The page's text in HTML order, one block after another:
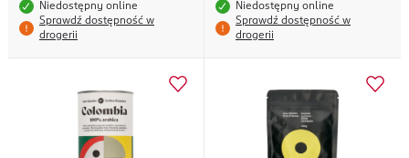
Niedostępny online
Sprawdź dostępność w
drogerii
Niedostępny online
Sprawdź dostępność w
drogerii